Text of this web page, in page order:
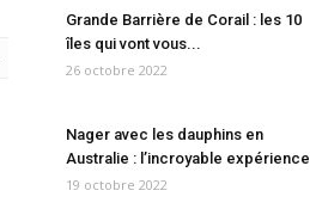
Grande Barrière de Corail : les 10
îles qui vont vous...
26 octobre 2022
Nager avec les dauphins en
Australie : l’incroyable expérience
19 octobre 2022